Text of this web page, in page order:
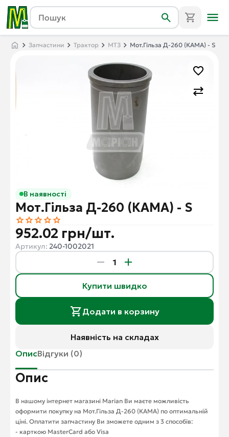
Запчастини Трактор МТЗ Мот.Гільза Д-260 (КАМА) - S
В наявності
Мот.Гільза Д-260 (КАМА) - S
952.02 грн/шт.
Артикул: 240-1002021
Купити швидко
Додати в корзину
Наявність на складах
ОписВідгуки (0)
Опис
В нашому інтернет магазині Marian Ви маєте можливість
оформити покупку на Мот.Гільза Д-260 (КАМА) по оптимальній
ціні. Оплатити запчастину Ви зможете одним з 3 способів:
- карткою MasterCard або Visa